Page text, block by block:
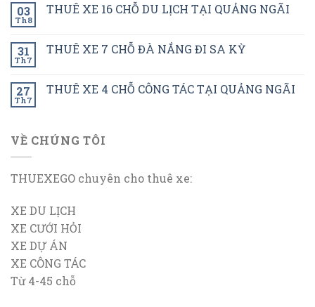
03
Th8
THUÊ XE 16 CHỖ DU LỊCH TẠI QUẢNG NGÃI
31
Th7
THUÊ XE 7 CHỖ ĐÀ NẮNG ĐI SA KỲ
27
Th7
THUÊ XE 4 CHỖ CÔNG TÁC TẠI QUẢNG NGÃI
VỀ CHÚNG TÔI
THUEXEGO chuyên cho thuê xe:
XE DU LỊCH
XE CƯỚI HỎI
XE DỰ ÁN
XE CÔNG TÁC
Từ 4-45 chỗ